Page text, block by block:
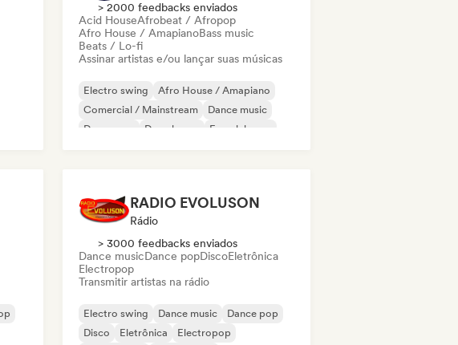
> 2000 feedbacks enviados
Acid HouseAfrobeat / Afropop
Afro House / AmapianoBass music
Beats / Lo-fi
Assinar artistas e/ou lançar suas músicas
Electro swing
Afro House / Amapiano
Comercial / Mainstream
Dance music
Dance pop
Deep house
French house
RADIO EVOLUSON
Rádio
> 3000 feedbacks enviados
Dance musicDance popDiscoEletrônica
Electropop
Transmitir artistas na rádio
Electro swing Dance music
Dance pop
Disco
Eletrônica
Electropop